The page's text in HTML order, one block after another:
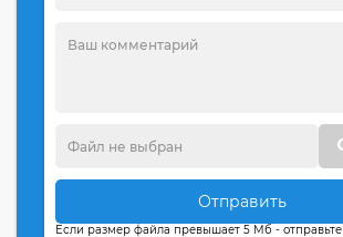
Отправить
Если размер файла превышает 5 Мб - отправьте